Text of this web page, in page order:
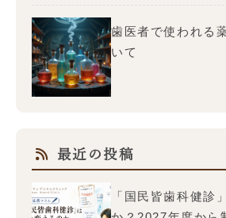
歯医者で使われる
いて
最近の投稿
「国民皆歯科健診